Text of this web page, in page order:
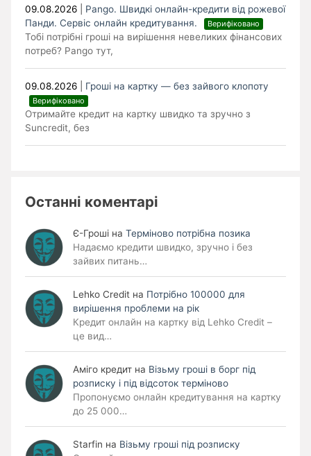
09.08.2026
Pango. Швидкі онлайн-кредити від рожевої
Панди. Cервіс онлайн кредитування.
Верифіковано
Тобі потрібні гроші на вирішення невеликих фінансових
потреб? Pango тут,
09.08.2026 Гроші на картку — без зайвого клопоту
Верифіковано
Отримайте кредит на картку швидко та зручно з
Suncredit, без
Останні коментарі
Є-Гроші на Терміново потрібна позика
Надаємо кредити швидко, зручно і без
зайвих питань…
Lehko Сredit на Потрібно 100000 для
вирішення проблеми на рік
Кредит онлайн на картку від Lehko Credit –
це вид…
Аміго кредит на Візьму гроші в борг під
розписку і під відсоток терміново
Пропонуємо онлайн кредитування на картку
до 25 000…
Starfin на Візьму гроші під розписку